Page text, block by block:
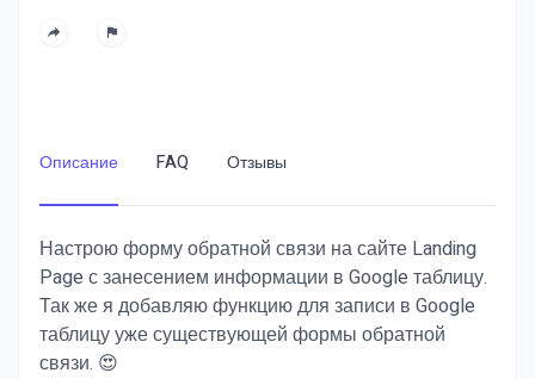
Описание FAQ Отзывы
Настрою форму обратной связи на сайте Landing
Page с занесением информации в Google таблицу.
Так же я добавляю функцию для записи в Google
таблицу уже существующей формы обратной
связи. 😍